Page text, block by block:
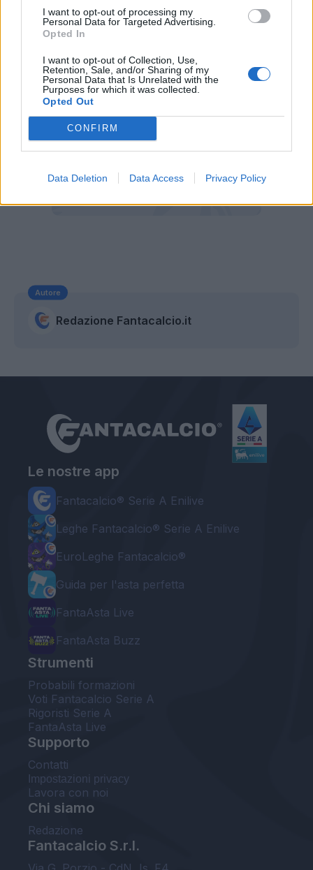
I want to opt-out of processing my
Personal Data for Targeted Advertising.
Opted In
I want to opt-out of Collection, Use,
Retention, Sale, and/or Sharing of my
Personal Data that Is Unrelated with the
Purposes for which it was collected.
Opted Out
CONFIRM
Data Deletion Data Access Privacy Policy
e quindi non è escluso che nelle prossime ore ci
potrebbe essere un nuovo contatto tra le parti.
Autore
Redazione Fantacalcio.it
Le nostre app
Fantacalcio® Serie A Enilive
Leghe Fantacalcio® Serie A Enilive
EuroLeghe Fantacalcio®
Guida per l'asta perfetta
FantaAsta Live
FantaAsta Buzz
Strumenti
Probabili formazioni
Voti Fantacalcio Serie A
Rigoristi Serie A
FantaAsta Live
Supporto
Contatti
Impostazioni privacy
Lavora con noi
Chi siamo
Redazione
Fantacalcio S.r.l.